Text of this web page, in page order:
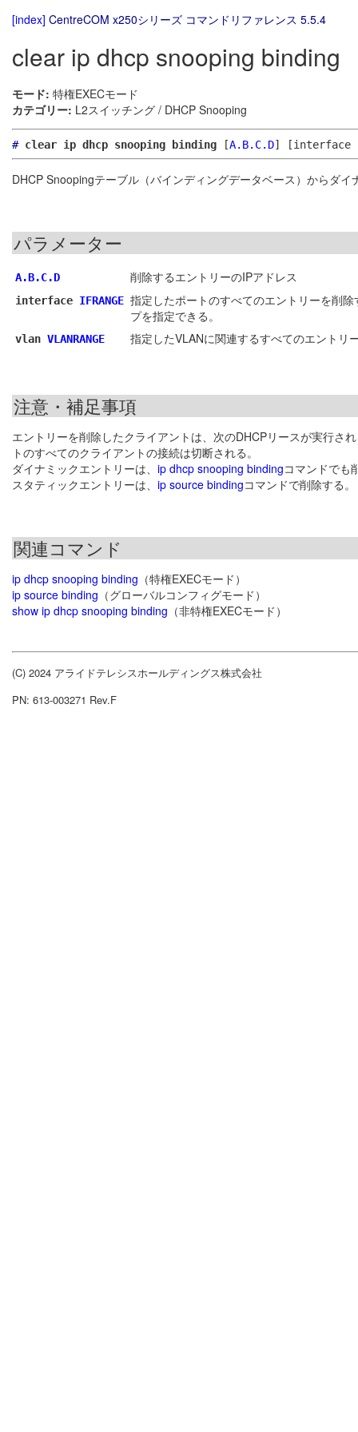
[index] CentreCOM x250シリーズ コマンドリファレンス 5.5.4
clear ip dhcp snooping binding
モード: 特権EXECモード
カテゴリー: L2スイッチング / DHCP Snooping
# clear ip dhcp snooping binding [A.B.C.D] [interface
DHCP Snoopingテーブル（バインディングデータベース）からダ
パラメーター
A.B.C.D 削除するエントリーのIPアドレス
interface IFRANGE 指定したポートのすべてのエントリーを削
プを指定できる。
vlan VLANRANGE 指定したVLANに関連するすべてのエントリ
注意・補足事項
エントリーを削除したクライアントは、次のDHCPリースが実行さ
トのすべてのクライアントの接続は切断される。
ダイナミックエントリーは、 ip dhcp snooping bindingコマンドでも
スタティックエントリーは、 ip source bindingコマンドで削除する。
関連コマンド
ip dhcp snooping binding （特権EXECモード）
ip source binding （グローバルコンフィグモード）
show ip dhcp snooping binding （非特権EXECモード）
(C) 2024 アライドテレシスホールディングス株式会社
PN: 613-003271 Rev.F